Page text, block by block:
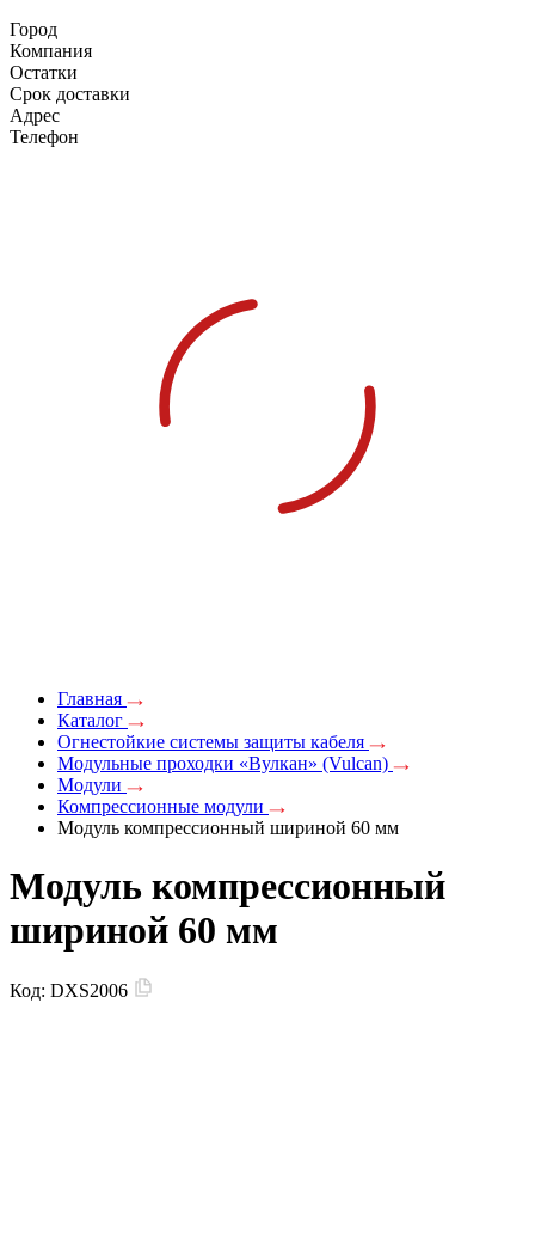
Город
Компания
Остатки
Срок доставки
Адрес
Телефон
Главная
Каталог
Огнестойкие системы защиты кабеля
Модульные проходки «Вулкан» (Vulcan)
Модули
Компрессионные модули
Модуль компрессионный шириной 60 мм
Модуль компрессионный
шириной 60 мм
Код: DXS2006